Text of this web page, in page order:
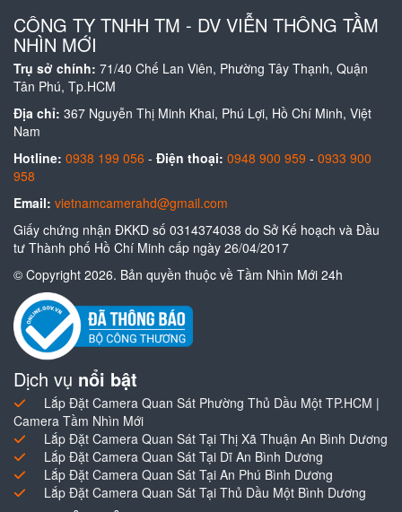
CÔNG TY TNHH TM - DV VIỄN THÔNG TẦM
NHÌN MỚI
Trụ sở chính: 71/40 Chế Lan Viên, Phường Tây Thạnh, Quận
Tân Phú, Tp.HCM
Địa chỉ: 367 Nguyễn Thị Minh Khai, Phú Lợi, Hồ Chí Minh, Việt
Nam
Hotline: 0938 199 056 - Điện thoại: 0948 900 959 - 0933 900
958
Email: vietnamcamerahd@gmail.com
Giấy chứng nhận ĐKKD số 0314374038 do Sở Kế hoạch và Đầu
tư Thành phố Hồ Chí Minh cấp ngày 26/04/2017
© Copyright 2026. Bản quyền thuộc về Tầm Nhìn Mới 24h
Dịch vụ nổi bật
Lắp Đặt Camera Quan Sát Phường Thủ Dầu Một TP.HCM |
Camera Tầm Nhìn Mới
Lắp Đặt Camera Quan Sát Tại Thị Xã Thuận An Bình Dương
Lắp Đặt Camera Quan Sát Tại Dĩ An Bình Dương
Lắp Đặt Camera Quan Sát Tại An Phú Bình Dương
Lắp Đặt Camera Quan Sát Tại Thủ Dầu Một Bình Dương